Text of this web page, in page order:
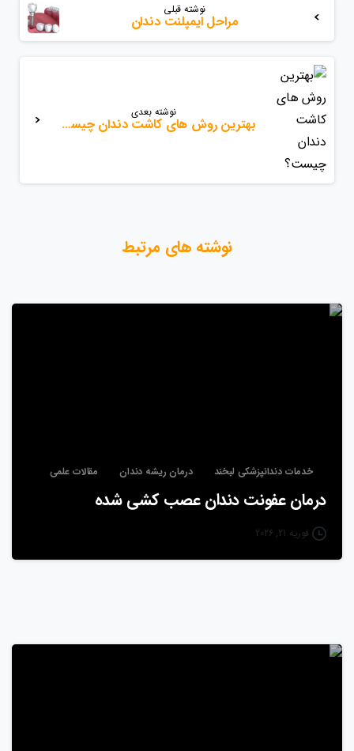
بخوانید
نوشته قبلی
مراحل ایمپلنت دندان
نوشته بعدی
بهترین روش های کاشت دندان چیست؟
نوشته های مرتبط
خدمات دندانپزشکی لبخند درمان ریشه دندان مقالات علمی
درمان عفونت دندان عصب‌ کشی شده
فوریه 21, 2026